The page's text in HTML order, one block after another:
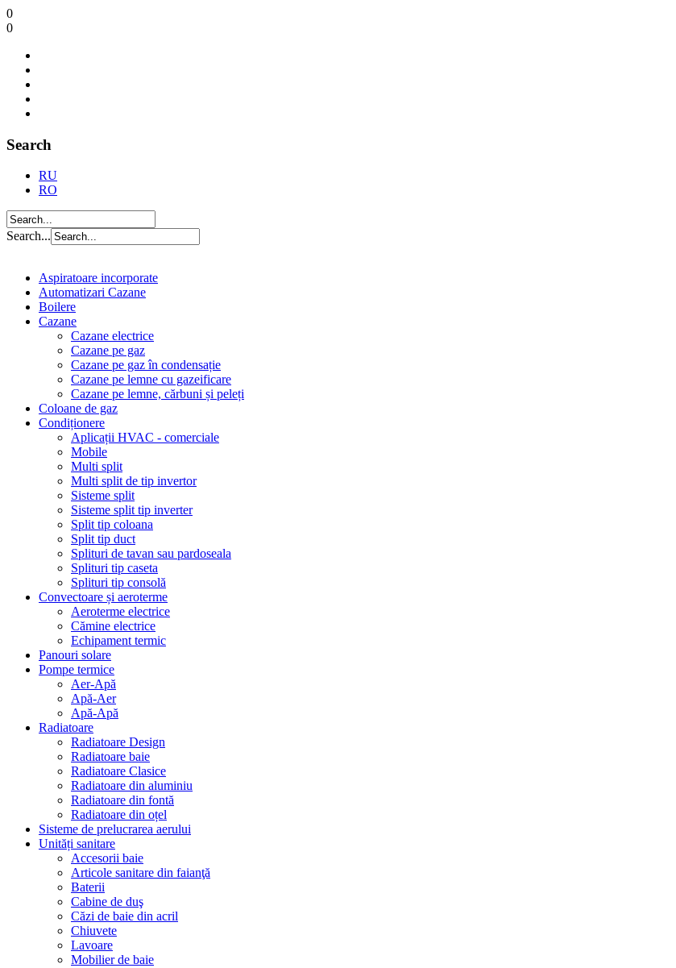
0
0
Search
RU
RO
Search...
Aspiratoare incorporate
Automatizari Cazane
Boilere
Cazane
Cazane electrice
Cazane pe gaz
Cazane pe gaz în condensație
Cazane pe lemne cu gazeificare
Cazane pe lemne, cărbuni și peleți
Coloane de gaz
Condiționere
Aplicații HVAC - comerciale
Mobile
Multi split
Multi split de tip invertor
Sisteme split
Sisteme split tip inverter
Split tip coloana
Split tip duct
Splituri de tavan sau pardoseala
Splituri tip caseta
Splituri tip consolă
Convectoare și aeroterme
Aeroterme electrice
Cămine electrice
Echipament termic
Panouri solare
Pompe termice
Aer-Apă
Apă-Aer
Apă-Apă
Radiatoare
Radiatoare Design
Radiatoare baie
Radiatoare Clasice
Radiatoare din aluminiu
Radiatoare din fontă
Radiatoare din oțel
Sisteme de prelucrarea aerului
Unități sanitare
Accesorii baie
Articole sanitare din faianţă
Baterii
Cabine de duş
Căzi de baie din acril
Chiuvete
Lavoare
Mobilier de baie